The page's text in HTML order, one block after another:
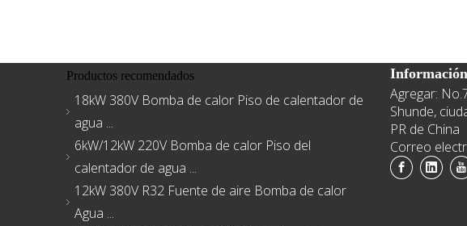
Productos recomendados
18kW 380V Bomba de calor Piso de calentador de
agua ...
6kW/12kW 220V Bomba de calor Piso del
calentador de agua ...
12kW 380V R32 Fuente de aire Bomba de calor
Agua ...
Agregar:
Shunde,
PR de China
Correo